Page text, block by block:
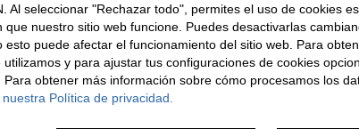
Al seleccionar "Rechazar todo", permites el uso de cookies
que nuestro sitio web funcione. Puedes desactivarlas
esto puede afectar el funcionamiento del sitio web. Para
y para ajustar tus configuraciones de cookies
obtener más información sobre cómo procesamos los
Política de privacidad.